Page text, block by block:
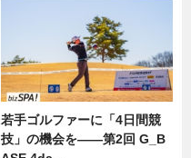
若手ゴルファーに「4日間競
技」の機会を——第2回 G_B